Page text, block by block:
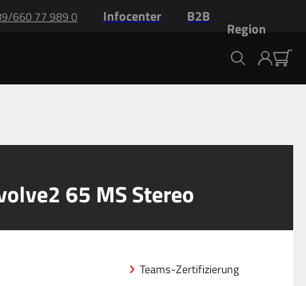
660 77 989 0 Infocenter B2B
Region
65 MS Stereo
Teams-Zertifizierung